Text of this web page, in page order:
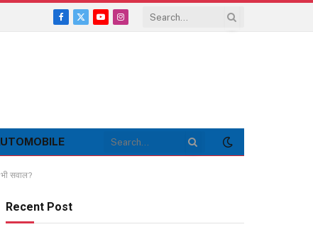
Facebook
X
YouTubeInstagram
सवाल?
Recent Post